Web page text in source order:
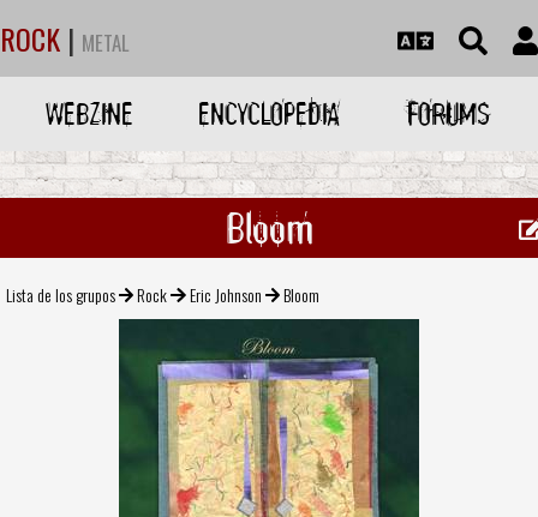
ROCK | METAL
WEBZINE ENCYCLOPEDIA FORUMS
Bloom
Lista de los grupos Rock Eric Johnson Bloom